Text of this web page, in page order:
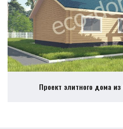
Проект элитного дома